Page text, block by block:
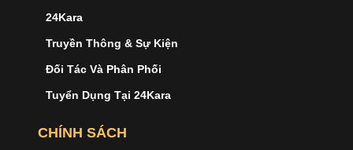
24Kara
Truyền Thông & Sự Kiện
Đối Tác Và Phân Phối
Tuyển Dụng Tại 24Kara
CHÍNH SÁCH